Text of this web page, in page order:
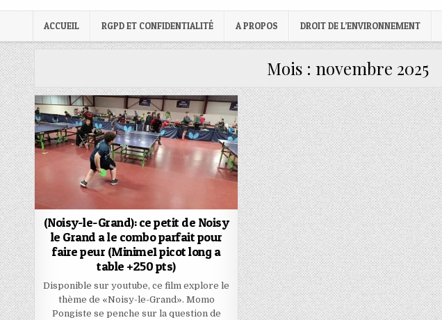
ACCUEIL RGPD ET CONFIDENTIALITÉ A PROPOS DROIT DE L’ENVIRONNEMENT
Mois : novembre 2025
(Noisy-le-Grand): ce petit de Noisy
le Grand a le combo parfait pour
faire peur (Minime1 picot long a
table +250 pts)
Disponible sur youtube, ce film explore le
thème de «Noisy-le-Grand». Momo
Pongiste se penche sur la question de